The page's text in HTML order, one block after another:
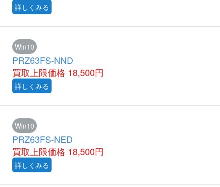
詳しくみる
Win10
PRZ63FS-NND
買取上限価格 18,500円
詳しくみる
Win10
PRZ63FS-NED
買取上限価格 18,500円
詳しくみる